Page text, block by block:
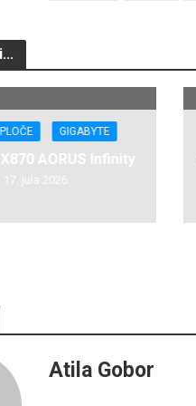
GIGABYTE
AORUS Infinity
17. jula 2026.
Atila Gobor